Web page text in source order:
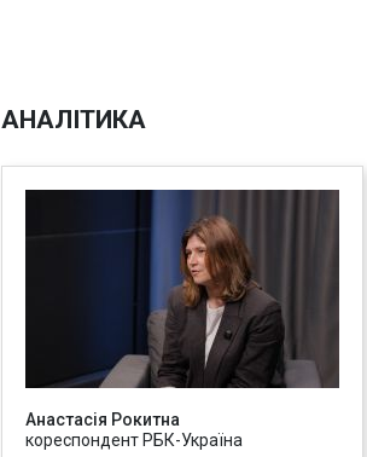
АНАЛІТИКА
Анастасія Рокитна
кореспондент РБК-Україна